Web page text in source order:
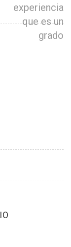
experiencia
que es un
grado